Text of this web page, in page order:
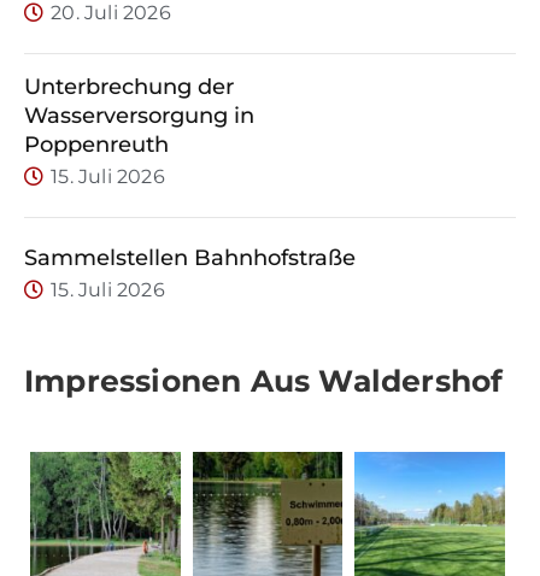
20. Juli 2026
Unterbrechung der
Wasserversorgung in
Poppenreuth
15. Juli 2026
Sammelstellen Bahnhofstraße
15. Juli 2026
Impressionen Aus Waldershof